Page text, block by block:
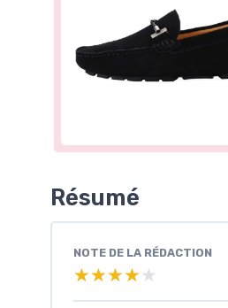
Résumé
NOTE DE LA RÉDACTION
★★★★★
★★★★★